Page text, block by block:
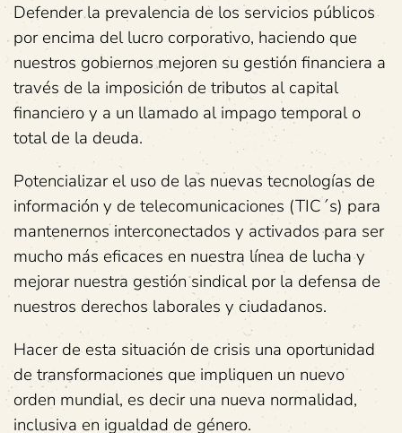
Defender la prevalencia de los servicios públicos
por encima del lucro corporativo, haciendo que
nuestros gobiernos mejoren su gestión financiera a
través de la imposición de tributos al capital
financiero y a un llamado al impago temporal o
total de la deuda.
Potencializar el uso de las nuevas tecnologías de
información y de telecomunicaciones (TIC´s) para
mantenernos interconectados y activados para ser
mucho más eficaces en nuestra línea de lucha y
mejorar nuestra gestión sindical por la defensa de
nuestros derechos laborales y ciudadanos.
Hacer de esta situación de crisis una oportunidad
de transformaciones que impliquen un nuevo
orden mundial, es decir una nueva normalidad,
inclusiva en igualdad de género.